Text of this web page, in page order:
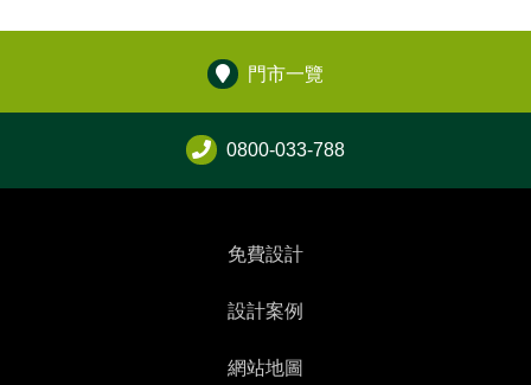
門市一覽
0800-033-788
免費設計
設計案例
網站地圖